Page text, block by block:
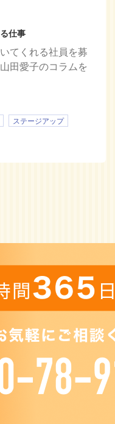
る仕事
てくれる社員を募
田愛子のコラムを
ステージアップ